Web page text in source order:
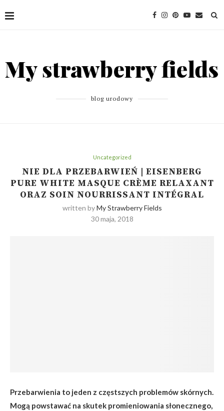
blog urodowy
Uncategorized
NIE DLA PRZEBARWIEŃ | EISENBERG
PURE WHITE MASQUE CRÈME RELAXANT
ORAZ SOIN NOURRISSANT INTÉGRAL
written byMy Strawberry Fields
30 maja, 2018
Przebarwienia to jeden z częstszych problemów skórnych.
Mogą powstawać na skutek promieniowania słonecznego,